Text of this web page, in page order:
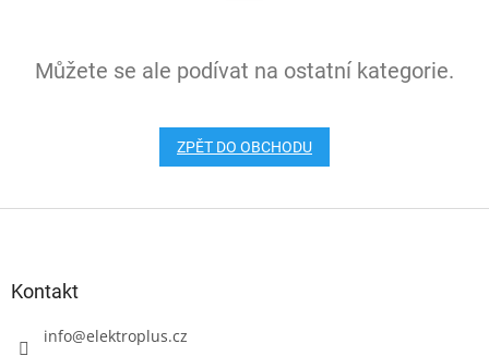
Můžete se ale podívat na ostatní kategorie.
ZPĚT DO OBCHODU
Kontakt
info@elektroplus.cz